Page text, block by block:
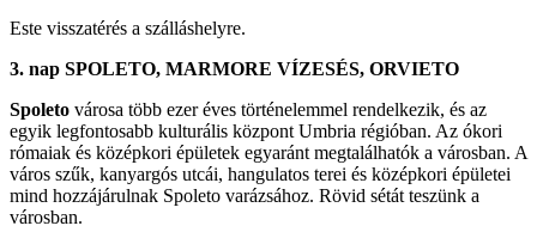
Este visszatérés a szálláshelyre.
3. nap SPOLETO, MARMORE VÍZESÉS, ORVIETO
Spoleto városa több ezer éves történelemmel rendelkezik, és az
egyik legfontosabb kulturális központ Umbria régióban. Az ókori
rómaiak és középkori épületek egyaránt megtalálhatók a városban. A
város szűk, kanyargós utcái, hangulatos terei és középkori épületei
mind hozzájárulnak Spoleto varázsához. Rövid sétát teszünk a
városban.